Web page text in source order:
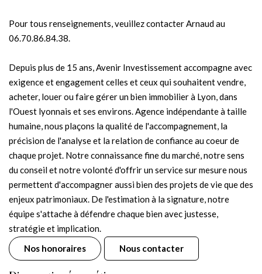
Pour tous renseignements, veuillez contacter Arnaud au
06.70.86.84.38.
Depuis plus de 15 ans, Avenir Investissement accompagne avec
exigence et engagement celles et ceux qui souhaitent vendre,
acheter, louer ou faire gérer un bien immobilier à Lyon, dans
l'Ouest lyonnais et ses environs. Agence indépendante à taille
humaine, nous plaçons la qualité de l'accompagnement, la
précision de l'analyse et la relation de confiance au coeur de
chaque projet. Notre connaissance fine du marché, notre sens
du conseil et notre volonté d'offrir un service sur mesure nous
permettent d'accompagner aussi bien des projets de vie que des
enjeux patrimoniaux. De l'estimation à la signature, notre
équipe s'attache à défendre chaque bien avec justesse,
stratégie et implication.
Nos honoraires
Nous contacter